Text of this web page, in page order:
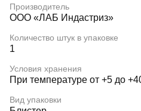
Производитель
OOO «ЛАБ Индастриз»
Количество штук в упаковке
1
Условия хранения
При температуре от +5 до
Вид упаковки